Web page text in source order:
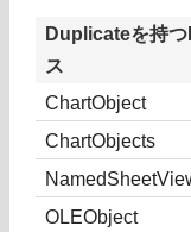
Duplicateを持
ス
ChartObject
ChartObjects
OLEObject